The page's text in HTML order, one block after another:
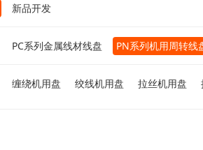
新品开发
PC系列金属线材线盘 PN系列机用周转线
缠绕机用盘 绞线机用盘 拉丝机用盘